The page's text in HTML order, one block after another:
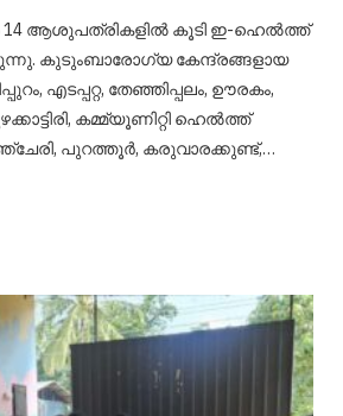
14 ആശുപത്രികളിൽ കൂടി ഇ-ഹെൽത്ത്
കുടുംബാരോഗ്യ കേന്ദ്രങ്ങളായ
എടപ്പറ്റ, തേഞ്ഞിപ്പലം, ഊരകം,
കമ്മ്യൂണിറ്റി ഹെൽത്ത്
പുറത്തൂർ, കരുവാരക്കുണ്ട്,…